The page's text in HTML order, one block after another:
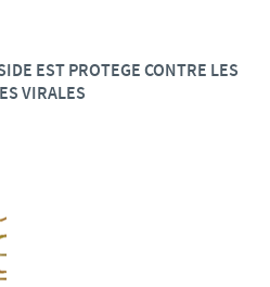
EST PROTEGE CONTRE LES
VIRALES